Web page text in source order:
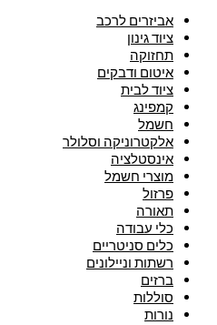
אביזרים לרכב
ציוד גינון
תחזוקה
איטום ודבקים
ציוד לבית
קמפינג
חשמל
אלקטרוניקה וסלולר
אינסטלציה
מוצרי חשמל
פרזול
תאורה
כלי עבודה
כלים סניטריים
רשתות וניילונים
ברזים
סוללות
נורות